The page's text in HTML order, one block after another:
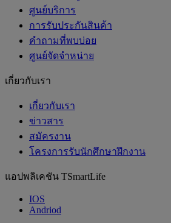
ศูนย์บริการ
การรับประกันสินค้า
คำถามที่พบบ่อย
ศูนย์จัดจำหน่าย
เกี่ยวกับเรา
เกี่ยวกับเรา
ข่าวสาร
สมัครงาน
โครงการรับนักศึกษาฝึกงาน
แอปพลิเคชัน TSmartLife
IOS
Andriod